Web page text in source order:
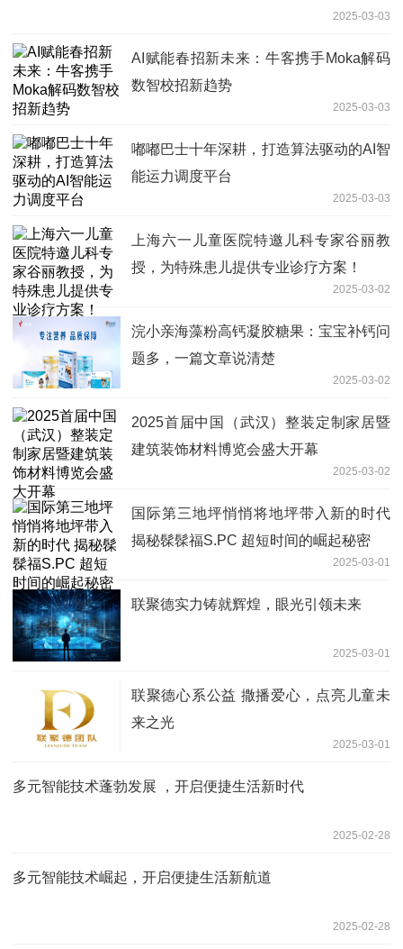
2025-03-03
AI赋能春招新未来：牛客携手Moka解码
数智校招新趋势
2025-03-03
嘟嘟巴士十年深耕，打造算法驱动的AI智
能运力调度平台
2025-03-03
上海六一儿童医院特邀儿科专家谷丽教
授，为特殊患儿提供专业诊疗方案！
2025-03-02
浣小亲海藻粉高钙凝胶糖果：宝宝补钙问
题多，一篇文章说清楚
2025-03-02
2025首届中国（武汉）整装定制家居暨
建筑装饰材料博览会盛大开幕
2025-03-02
国际第三地坪悄悄将地坪带入新的时代
揭秘髹髹福S.PC 超短时间的崛起秘密
2025-03-01
联聚德实力铸就辉煌，眼光引领未来
2025-03-01
联聚德心系公益 撒播爱心，点亮儿童未
来之光
2025-03-01
多元智能技术蓬勃发展 ，开启便捷生活新时代
2025-02-28
多元智能技术崛起，开启便捷生活新航道
2025-02-28